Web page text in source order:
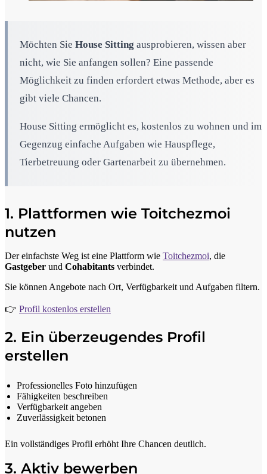
Möchten Sie House Sitting ausprobieren, wissen aber
nicht, wie Sie anfangen sollen? Eine passende
Möglichkeit zu finden erfordert etwas Methode, aber es
gibt viele Chancen.
House Sitting ermöglicht es, kostenlos zu wohnen und im
Gegenzug einfache Aufgaben wie Hauspflege,
Tierbetreuung oder Gartenarbeit zu übernehmen.
1. Plattformen wie Toitchezmoi
nutzen
Der einfachste Weg ist eine Plattform wie Toitchezmoi, die
Gastgeber und Cohabitants verbindet.
Sie können Angebote nach Ort, Verfügbarkeit und Aufgaben filtern.
👉 Profil kostenlos erstellen
2. Ein überzeugendes Profil
erstellen
Professionelles Foto hinzufügen
Fähigkeiten beschreiben
Verfügbarkeit angeben
Zuverlässigkeit betonen
Ein vollständiges Profil erhöht Ihre Chancen deutlich.
3. Aktiv bewerben